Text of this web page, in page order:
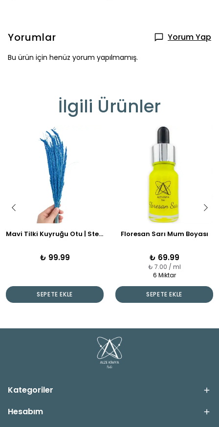
Yorumlar Yorum Yap
Bu ürün için henüz yorum yapılmamış.
İlgili Ürünler
Mavi Tilki Kuyruğu Otu | Steria | Kuru Çiçek Demeti
₺ 99.99
SEPETE EKLE
Floresan Sarı Mum Boyası
₺ 69.99
₺ 7.00 / ml
6 Miktar
SEPETE EKLE
Kategoriler
Hesabım